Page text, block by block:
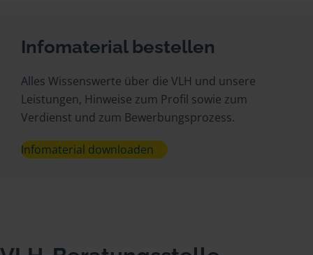
Infomaterial bestellen
Alles Wissenswerte über die VLH und unsere
Leistungen, Hinweise zum Profil sowie zum
Verdienst und zum Bewerbungsprozess.
Infomaterial downloaden